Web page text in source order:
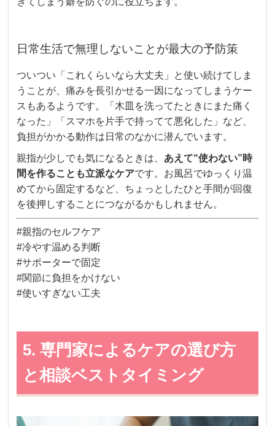
日常生活で無理しないことが最大の予防策
ついつい「これくらいなら大丈夫」と使い続けてしま
うことが、痛みを長引かせる一因になってしまうケー
スもあるようです。「木皿を洗ってたときにまた痛く
なった」「スマホを片手で持ってて悪化した」など、
負担がかかる動作は日常のなかに潜んでいます。
親指が少しでも気になるときは、 あえて“使わない”時
間を作ることも立派なケアです。お風呂でゆっくり温
めてから固定するなど、ちょっとしたひと手間が回復
を後押しすることにつながるかもしれません。
#親指のセルフケア
#冷やす温める判断
#サポーターで固定
#関節に負担をかけない
#使いすぎない工夫
5. 専門家によるケアの選び方
と相談ベストタイミング